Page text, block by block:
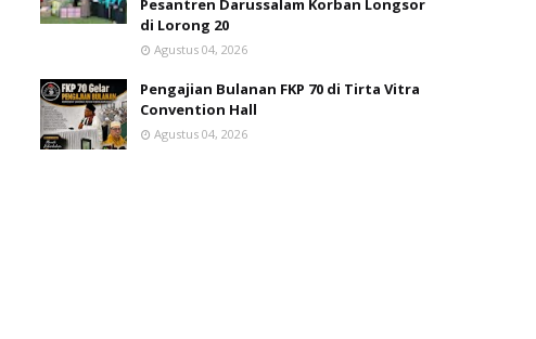
Pesantren Darussalam Korban Longsor
di Lorong 20
Agustus 04, 2026
Pengajian Bulanan FKP 70 di Tirta Vitra
Convention Hall
Agustus 04, 2026